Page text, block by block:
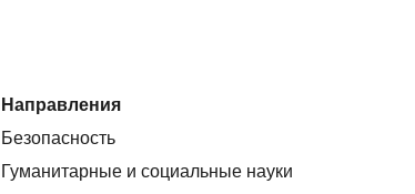
Направления
Безопасность
Гуманитарные и социальные науки